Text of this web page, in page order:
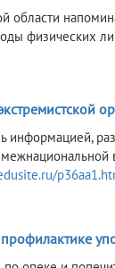
области
физических
информацией,